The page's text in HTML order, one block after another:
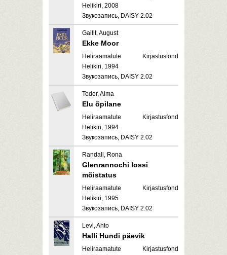
Helikiri, 2008
Звукозапись, DAISY 2.02
Gailit, August
Ekke Moor
Heliraamatute Kirjastusfond
Helikiri, 1994
Звукозапись, DAISY 2.02
Teder, Alma
Elu õpilane
Heliraamatute Kirjastusfond
Helikiri, 1994
Звукозапись, DAISY 2.02
Randall, Rona
Glenrannochi lossi
mõistatus
Heliraamatute Kirjastusfond
Helikiri, 1995
Звукозапись, DAISY 2.02
Levi, Ahto
Halli Hundi päevik
Heliraamatute Kirjastusfond